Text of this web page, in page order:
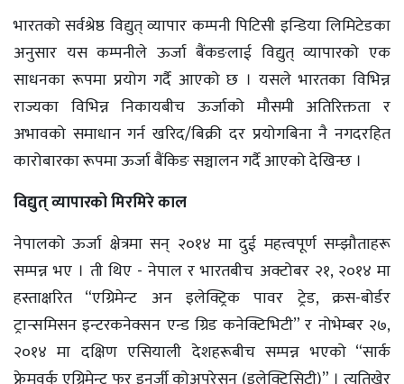
भारतको सर्वश्रेष्ठ विद्युत् व्यापार कम्पनी पिटिसी इन्डिया लिमिटेडका
अनुसार यस कम्पनीले ऊर्जा बैंकङलाई विद्युत् व्यापारको एक
साधनका रूपमा प्रयोग गर्दै आएको छ । यसले भारतका विभिन्न
राज्यका विभिन्न निकायबीच ऊर्जाको मौसमी अतिरिक्तता र
अभावको समाधान गर्न खरिद/बिक्री दर प्रयोगबिना नै नगदरहित
कारोबारका रूपमा ऊर्जा बैंकिङ सञ्चालन गर्दै आएको देखिन्छ ।
विद्युत् व्यापारको मिरमिरे काल
नेपालको ऊर्जा क्षेत्रमा सन् २०१४ मा दुई महत्त्वपूर्ण सम्झौताहरू
सम्पन्न भए । ती थिए - नेपाल र भारतबीच अक्टोबर २१, २०१४ मा
हस्ताक्षरित “एग्रिमेन्ट अन इलेक्ट्रिक पावर ट्रेड, क्रस-बोर्डर
ट्रान्समिसन इन्टरकनेक्सन एन्ड ग्रिड कनेक्टिभिटी” र नोभेम्बर २७,
२०१४ मा दक्षिण एसियाली देशहरूबीच सम्पन्न भएको “सार्क